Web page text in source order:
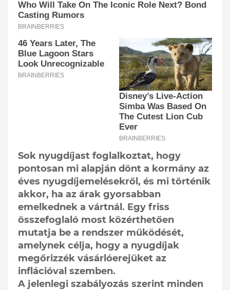
Sok nyugdíjast foglalkoztat, hogy
pontosan mi alapján dönt a kormány az
éves nyugdíjemelésekről, és mi történik
akkor, ha az árak gyorsabban
emelkednek a vártnál. Egy friss
összefoglaló most közérthetően
mutatja be a rendszer működését,
amelynek célja, hogy a nyugdíjak
megőrizzék vásárlóerejüket az
inflációval szemben.
A jelenlegi szabályozás szerint minden